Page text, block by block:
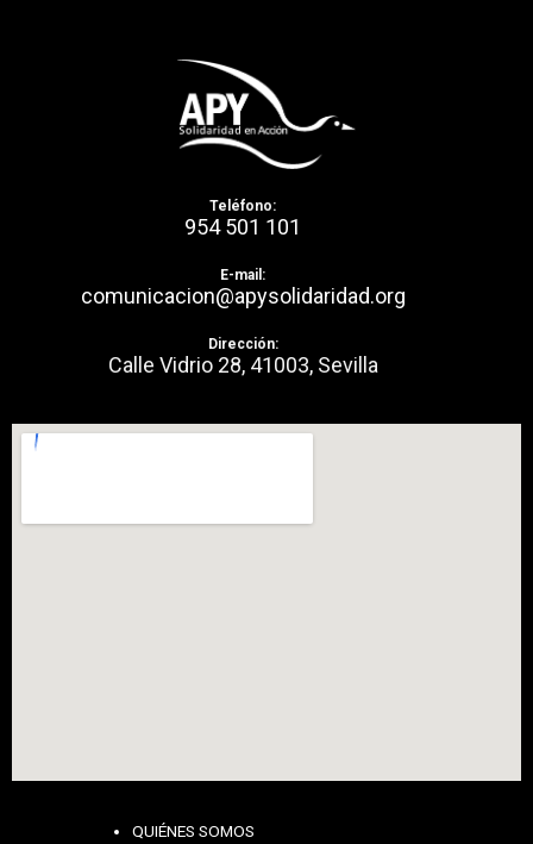
Teléfono:
954 501 101
E-mail:
comunicacion@apysolidaridad.org
Dirección:
Calle Vidrio 28, 41003, Sevilla
QUIÉNES SOMOS